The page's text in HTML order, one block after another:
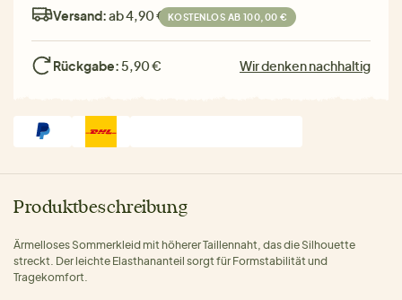
Versand:ab 4,90 € KOSTENLOS AB 100,00 €
Rückgabe: 5,90 € Wir denken nachhaltig
Produktbeschreibung
Ärmelloses Sommerkleid mit höherer Taillennaht, das die Silhouette
streckt. Der leichte Elasthananteil sorgt für Formstabilität und
Tragekomfort.